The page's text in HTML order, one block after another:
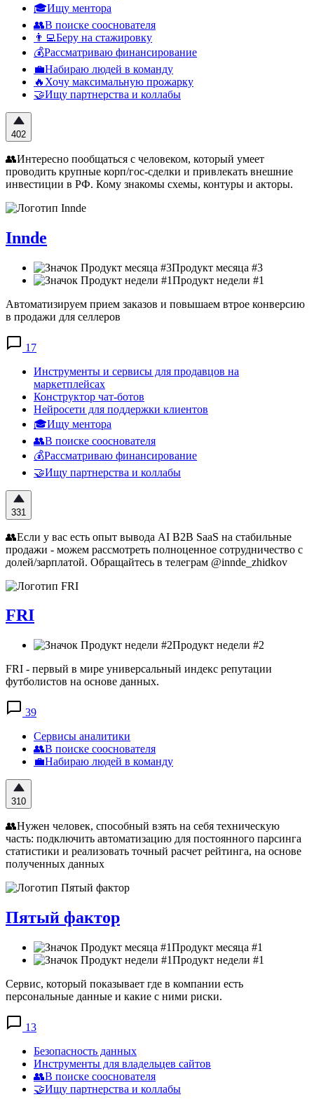
🎓Ищу ментора
👥В поиске сооснователя
👨‍💻Беру на стажировку
💰Рассматриваю финансирование
💼Набираю людей в команду
🔥Хочу максимальную прожарку
🤝Ищу партнерства и коллабы
402
👥Интересно пообщаться с человеком, который умеет
проводить крупные корп/гос-сделки и привлекать внешние
инвестиции в РФ. Кому знакомы схемы, контуры и акторы.
Innde
Продукт месяца #3
Продукт недели #1
Автоматизируем прием заказов и повышаем втрое конверсию
в продажи для селлеров
17
Инструменты и сервисы для продавцов на
маркетплейсах
Конструктор чат-ботов
Нейросети для поддержки клиентов
🎓Ищу ментора
👥В поиске сооснователя
💰Рассматриваю финансирование
🤝Ищу партнерства и коллабы
331
👥Если у вас есть опыт вывода AI B2B SaaS на стабильные
продажи - можем рассмотреть полноценное сотрудничество с
долей/зарплатой. Обращайтесь в телеграм @innde_zhidkov
FRI
Продукт недели #2
FRI - первый в мире универсальный индекс репутации
футболистов на основе данных.
39
Сервисы аналитики
👥В поиске сооснователя
💼Набираю людей в команду
310
👥Нужен человек, способный взять на себя техническую
часть: подключить автоматизацию для постоянного парсинга
статистики и реализовать точный расчет рейтинга, на основе
полученных данных
Пятый фактор
Продукт месяца #1
Продукт недели #1
Сервис, который показывает где в компании есть
персональные данные и какие с ними риски.
13
Безопасность данных
Инструменты для владельцев сайтов
👥В поиске сооснователя
🤝Ищу партнерства и коллабы